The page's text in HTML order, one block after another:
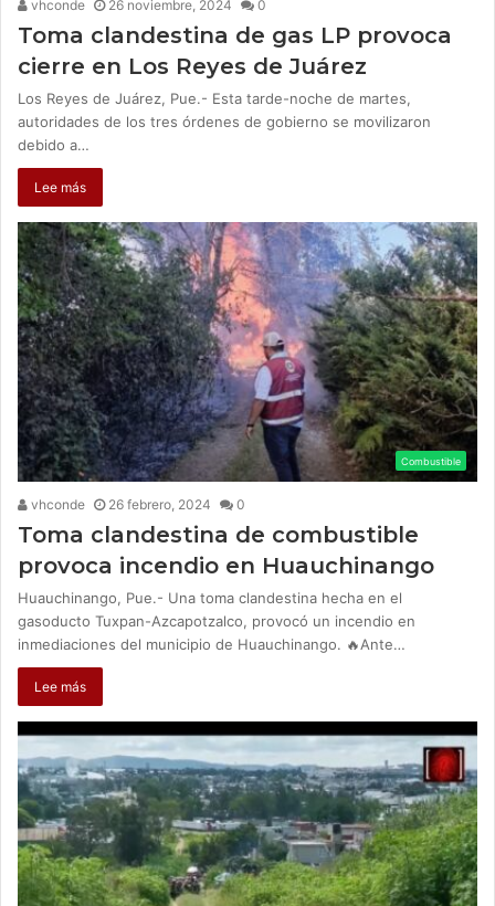
vhconde 26 noviembre, 2024 0
Toma clandestina de gas LP provoca
cierre en Los Reyes de Juárez
Los Reyes de Juárez, Pue.- Esta tarde-noche de martes,
autoridades de los tres órdenes de gobierno se movilizaron
debido a…
Lee más
Combustible
vhconde 26 febrero, 2024 0
Toma clandestina de combustible
provoca incendio en Huauchinango
Huauchinango, Pue.- Una toma clandestina hecha en el
gasoducto Tuxpan-Azcapotzalco, provocó un incendio en
inmediaciones del municipio de Huauchinango. 🔥Ante…
Lee más